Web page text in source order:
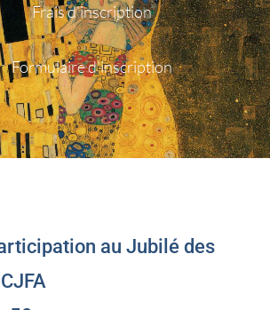
Frais d'inscription
Formulaire d'inscription
au Jubilé des